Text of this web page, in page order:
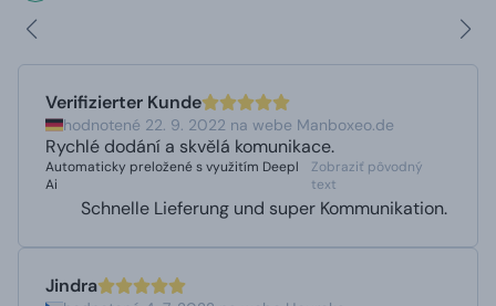
Verifizierter Kunde
hodnotené 22. 9. 2022 na webe Manboxeo.de
Rychlé dodání a skvělá komunikace.
Automaticky preložené s využitím Deepl
Ai
Zobraziť pôvodný
text
Schnelle Lieferung und super Kommunikation.
Jindra